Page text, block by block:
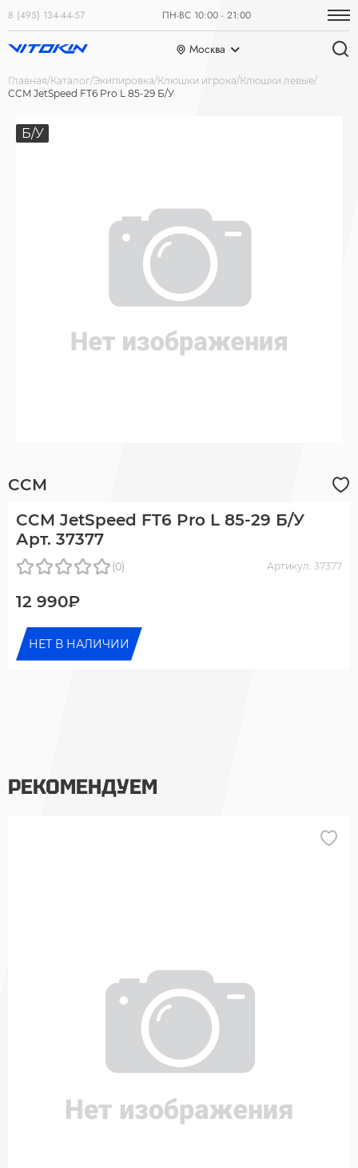
8 (495) 134-44-57 ПН-ВС 10:00 - 21:00
Москва
Главная Каталог Экипировка Клюшки игрока Клюшки левые
CCM JetSpeed FT6 Pro L 85-29 Б/У
Б/У
CCM
CCM JetSpeed FT6 Pro L 85-29 Б/У
Арт. 37377
(0) Артикул: 37377
12 990₽
НЕТ В НАЛИЧИИ
РЕКОМЕНДУЕМ